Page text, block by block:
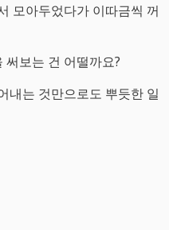
모아두었다가 이따금씩 꺼
보는 건 어떨까요?
는 것만으로도 뿌듯한 일